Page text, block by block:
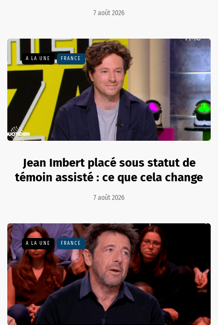
7 août 2026
A LA UNE FRANCE
Jean Imbert placé sous statut de
témoin assisté : ce que cela change
7 août 2026
A LA UNE FRANCE